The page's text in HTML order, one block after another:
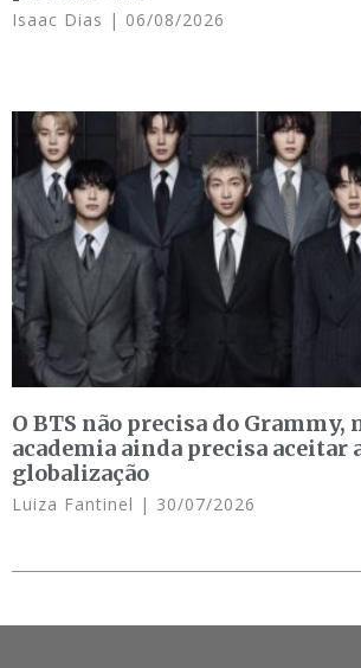
Isaac Dias 06/08/2026
O BTS não precisa do Grammy,
academia ainda precisa aceitar
globalização
Luiza Fantinel 30/07/2026